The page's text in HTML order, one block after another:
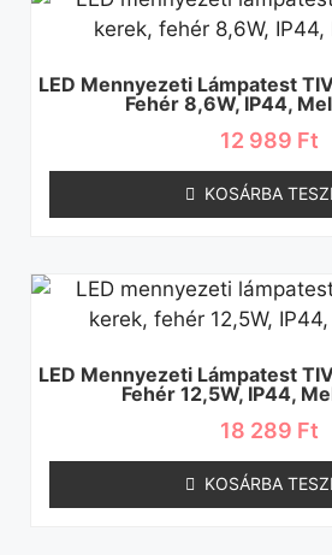
LED Mennyezeti Lámpatest
Fehér 8,6W, IP44,
12 989 Ft
KOSÁRBA
LED Mennyezeti Lámpatest
Fehér 12,5W, IP44,
18 289 Ft
KOSÁRBA